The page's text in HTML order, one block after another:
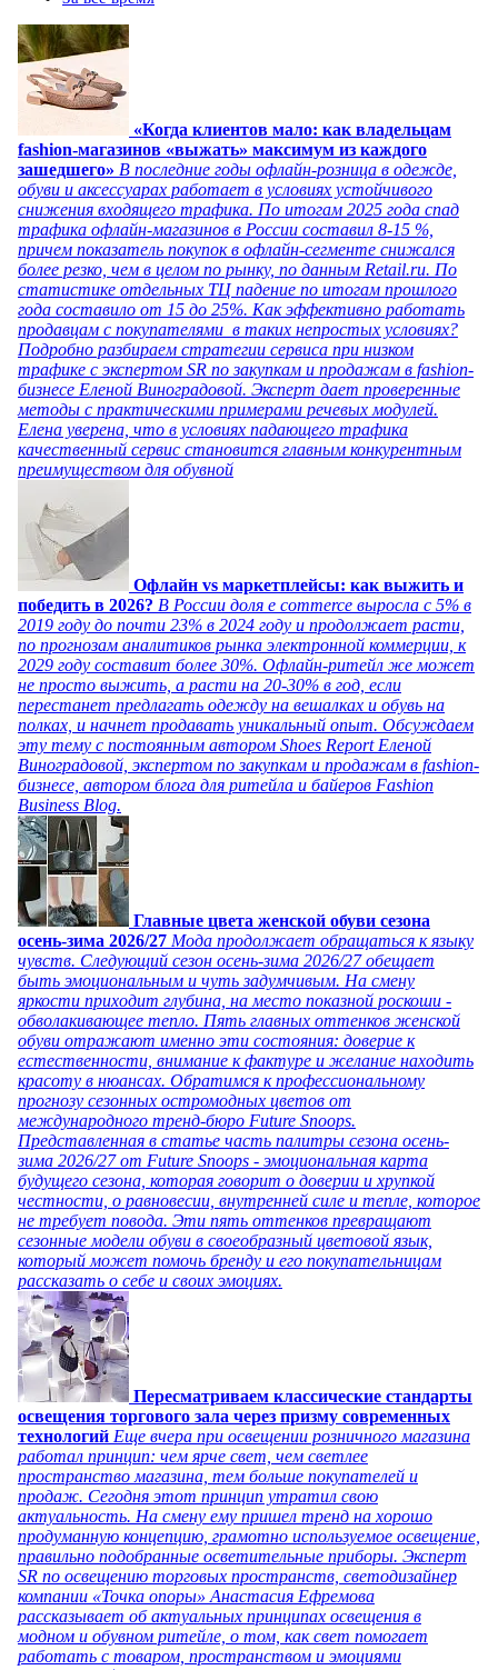
«Когда клиентов мало: как владельцам
fashion-магазинов «выжать» максимум из каждого
зашедшего» В последние годы офлайн-розница в одежде,
обуви и аксессуарах работает в условиях устойчивого
снижения входящего трафика. По итогам 2025 года спад
трафика офлайн-магазинов в России составил 8-15 %,
причем показатель покупок в офлайн-сегменте снижался
более резко, чем в целом по рынку, по данным Retail.ru. По
статистике отдельных ТЦ падение по итогам прошлого
года составило от 15 до 25%. Как эффективно работать
продавцам с покупателями в таких непростых условиях?
Подробно разбираем стратегии сервиса при низком
трафике с экспертом SR по закупкам и продажам в fashion-
бизнесе Еленой Виноградовой. Эксперт дает проверенные
методы с практическими примерами речевых модулей.
Елена уверена, что в условиях падающего трафика
качественный сервис становится главным конкурентным
преимуществом для обувной
Офлайн vs маркетплейсы: как выжить и
победить в 2026? В России доля e commerce выросла с 5% в
2019 году до почти 23% в 2024 году и продолжает расти,
по прогнозам аналитиков рынка электронной коммерции, к
2029 году составит более 30%. Офлайн-ритейл же может
не просто выжить, а расти на 20-30% в год, если
перестанет предлагать одежду на вешалках и обувь на
полках, и начнет продавать уникальный опыт. Обсуждаем
эту тему с постоянным автором Shoes Report Еленой
Виноградовой, экспертом по закупкам и продажам в fashion-
бизнесе, автором блога для ритейла и байеров Fashion
Business Blog.
Главные цвета женской обуви сезона
осень-зима 2026/27 Мода продолжает обращаться к языку
чувств. Следующий сезон осень-зима 2026/27 обещает
быть эмоциональным и чуть задумчивым. На смену
яркости приходит глубина, на место показной роскоши -
обволакивающее тепло. Пять главных оттенков женской
обуви отражают именно эти состояния: доверие к
естественности, внимание к фактуре и желание находить
красоту в нюансах. Обратимся к профессиональному
прогнозу сезонных остромодных цветов от
международного тренд-бюро Future Snoops.
Представленная в статье часть палитры сезона осень-
зима 2026/27 от Future Snoops - эмоциональная карта
будущего сезона, которая говорит о доверии и хрупкой
честности, о равновесии, внутренней силе и тепле, которое
не требует повода. Эти пять оттенков превращают
сезонные модели обуви в своеобразный цветовой язык,
который может помочь бренду и его покупательницам
рассказать о себе и своих эмоциях.
Пересматриваем классические стандарты
освещения торгового зала через призму современных
технологий Еще вчера при освещении розничного магазина
работал принцип: чем ярче свет, чем светлее
пространство магазина, тем больше покупателей и
продаж. Сегодня этот принцип утратил свою
актуальность. На смену ему пришел тренд на хорошо
продуманную концепцию, грамотно используемое освещение,
правильно подобранные осветительные приборы. Эксперт
SR по освещению торговых пространств, светодизайнер
компании «Точка опоры» Анастасия Ефремова
рассказывает об актуальных принципах освещения в
модном и обувном ритейле, о том, как свет помогает
работать с товаром, пространством и эмоциями